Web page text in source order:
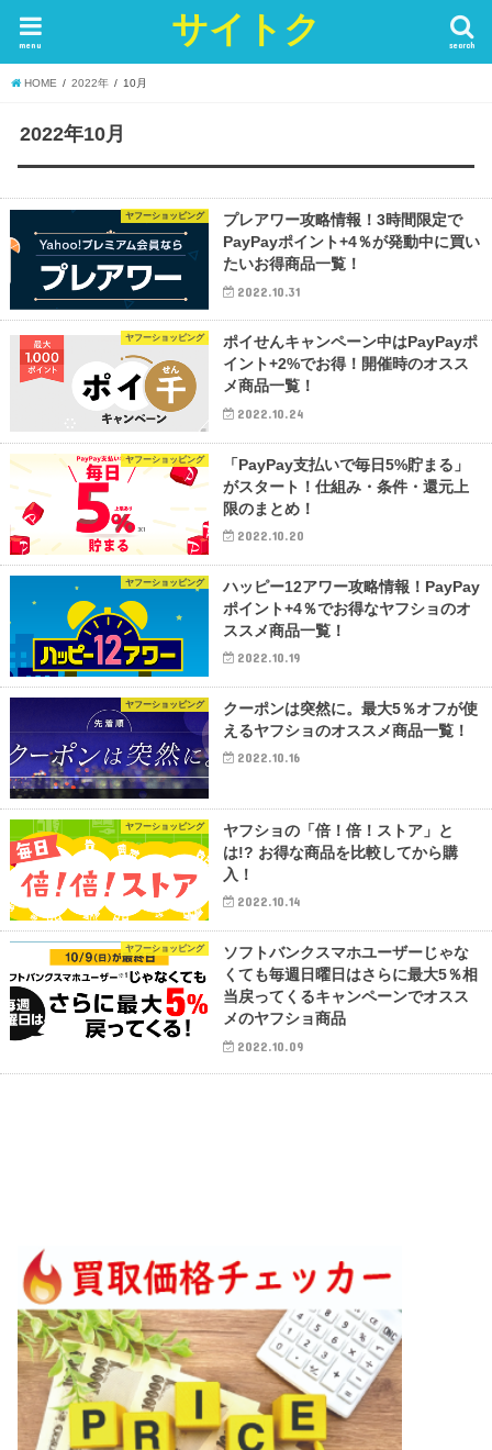
サイトク search
menu
HOME 2022年 10月
2022年10月
ヤフーショッピング
プレアワー攻略情報！3時間限定で
PayPayポイント+4％が発動中に買い
たいお得商品一覧！
2022.10.31
ヤフーショッピング
ポイせんキャンペーン中はPayPayポ
イント+2%でお得！開催時のオスス
メ商品一覧！
2022.10.24
ヤフーショッピング
「PayPay支払いで毎日5%貯まる」
がスタート！仕組み・条件・還元上
限のまとめ！
2022.10.20
ヤフーショッピング
ハッピー12アワー攻略情報！PayPay
ポイント+4％でお得なヤフショのオ
ススメ商品一覧！
2022.10.19
ヤフーショッピング
クーポンは突然に。最大5％オフが使
えるヤフショのオススメ商品一覧！
2022.10.16
ヤフーショッピング
ヤフショの「倍！倍！ストア」と
は!? お得な商品を比較してから購
入！
2022.10.14
ヤフーショッピング
ソフトバンクスマホユーザーじゃな
くても毎週日曜日はさらに最大5％相
当戻ってくるキャンペーンでオスス
メのヤフショ商品
2022.10.09